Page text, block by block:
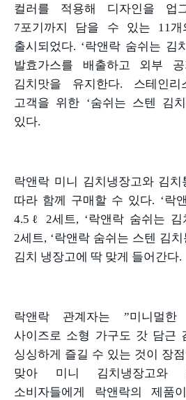
컬러를 적용해 디자인을 업그
7포기까지 담을 수 있는 11개
출시되었다. ‘락앤락 숨쉬는 김
발효가스를 배출하고 외부
김치맛을 유지한다. 스테인
고객을 위한 ‘숨쉬는 스텐 김
있다.
락앤락 미니 김치냉장고와 김치
따라 함께 구매할 수 있다. ‘락
4.5ℓ 2세트, ‘락앤락 숨쉬는 김
2세트, ‘락앤락 숨쉬는 스텐 김치
김치 냉장고에 딱 맞게 들어간다.
락앤락 관계자는 ”미니멀
사이즈로 소형 가구도 갓 담근
싱싱하게 즐길 수 있는 것이 장점
맞아 미니 김치냉장고와
소비자들에게 락앤락의 제품